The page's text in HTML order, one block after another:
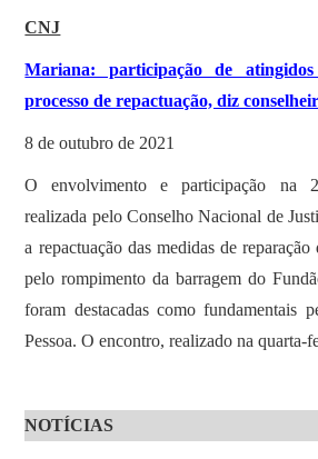
CNJ
Mariana: participação de
processo de repactuação, diz
8 de outubro de 2021
O envolvimento e participação na
realizada pelo Conselho Nacional de
a repactuação das medidas de
pelo rompimento da barragem do
foram destacadas como fundamentais
Pessoa. O encontro, realizado na
NOTÍCIAS